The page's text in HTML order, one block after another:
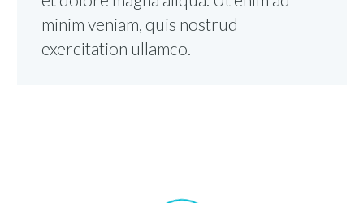
minim veniam, quis nostrud
exercitation ullamco.